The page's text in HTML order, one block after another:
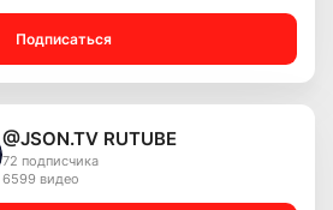
Подписаться
@JSON.TV RUTUBE
72 подписчика
6599 видео